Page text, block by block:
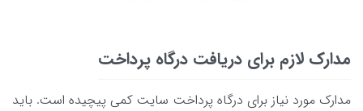
مدارک لازم برای دریافت درگاه پرداخت
مدارک مورد نیاز برای درگاه پرداخت سایت کمی پیچیده است. باید